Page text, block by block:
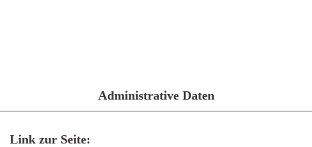
Administrative Daten
Link zur Seite: